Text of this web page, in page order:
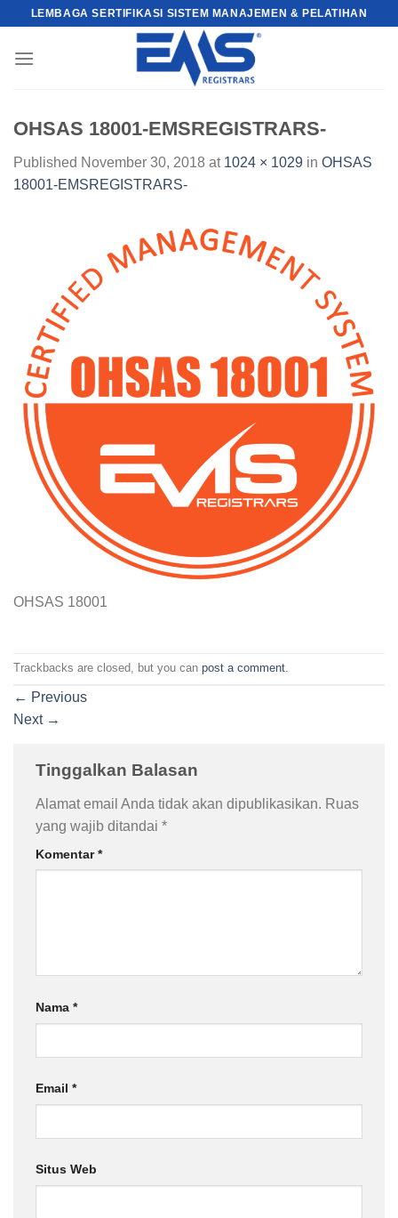
content
LEMBAGA SERTIFIKASI SISTEM MANAJEMEN & PELATIHAN
OHSAS 18001-EMSREGISTRARS-
Published November 30, 2018 at 1024 × 1029 in OHSAS
18001-EMSREGISTRARS-
OHSAS 18001
Trackbacks are closed, but you can post a comment.
← Previous
Next →
Tinggalkan Balasan
Alamat email Anda tidak akan dipublikasikan. Ruas
yang wajib ditandai *
Komentar*
Nama *
Email *
Situs Web